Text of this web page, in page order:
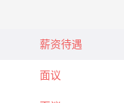
薪资待遇
面议